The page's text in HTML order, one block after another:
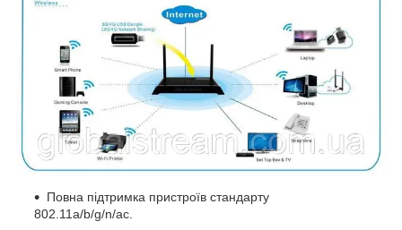
Повна підтримка пристроїв стандарту
802.11a/b/g/n/ac.